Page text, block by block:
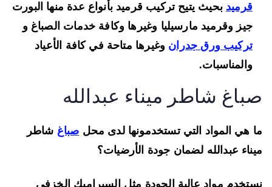
قرميد بحيث يتيح تركيب قرميد بأنواع عدة منها البورت
جيز وقرميد مارسيليا وغيرها وكافة خدمات الصباغ و
تركيب ورق جدرانوغيرها متاحة في كافة الأعياد
والمناسبات.
شاطر ميناء عبدالله
هي المواد التي تستخدمونها لدى محلصباغشاطر
عبدالله لضمان جودة الأرضيات؟
مواد عالية الجودة مثل السيراميك الخزفي